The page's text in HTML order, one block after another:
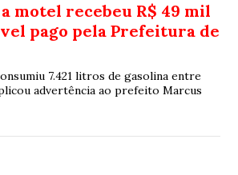
motel recebeu R$ 49 mil
pago pela Prefeitura de
7.421 litros de gasolina entre
advertência ao prefeito Marcus